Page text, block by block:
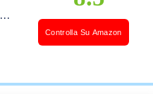
Controlla Su Amazon